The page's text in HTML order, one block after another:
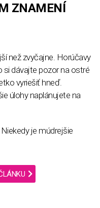
ZNAMENÍ
než zvyčajne. Horúčavy
si dávajte pozor na ostré
vyriešiť hneď.
úlohy naplánujete na
je múdrejšie